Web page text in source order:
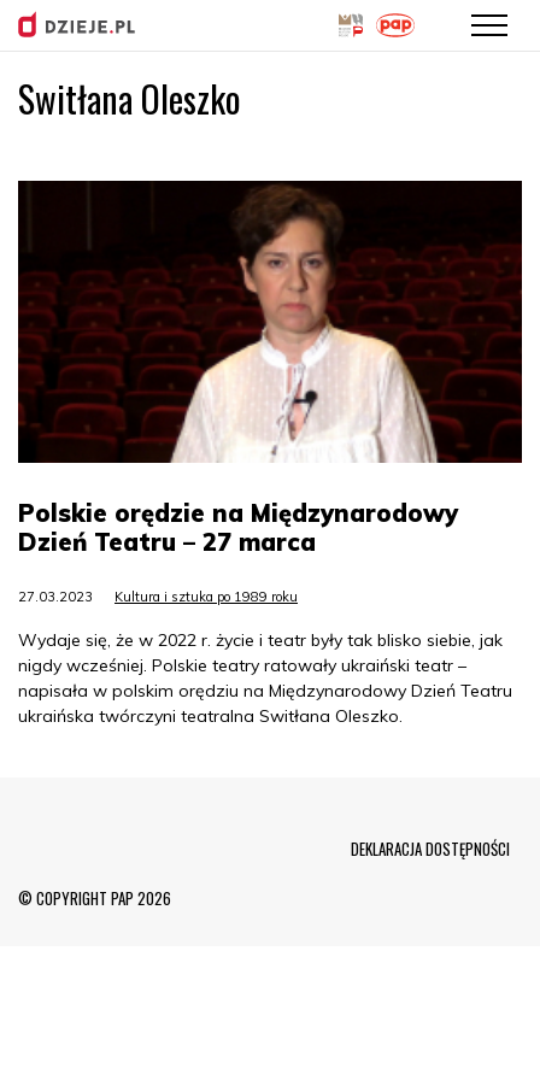
Switłana Oleszko
Polskie orędzie na Międzynarodowy
Dzień Teatru – 27 marca
27.03.2023 Kultura i sztuka po 1989 roku
Wydaje się, że w 2022 r. życie i teatr były tak blisko siebie, jak
nigdy wcześniej. Polskie teatry ratowały ukraiński teatr –
napisała w polskim orędziu na Międzynarodowy Dzień Teatru
ukraińska twórczyni teatralna Switłana Oleszko.
© COPYRIGHT PAP 2026
DEKLARACJA DOSTĘPNOŚCI